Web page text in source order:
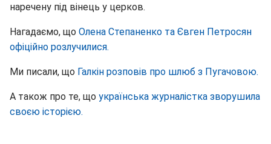
наречену під вінець у церков.
Нагадаємо, що Олена Степаненко та Євген Петросян
офіційно розлучилися.
Ми писали, що Галкін розповів про шлюб з Пугачовою.
А також про те, що українська журналістка зворушила
своєю історією.